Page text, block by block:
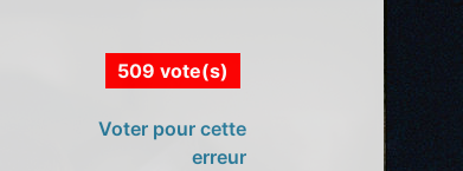
509 vote(s)
Voter pour cette
erreur